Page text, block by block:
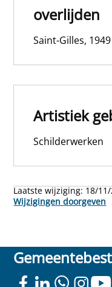
overlijden
Saint-Gilles, 1949
Artistiek
Schilderwerken
Laatste wijziging: 18/
Wijzigingen doorgeven